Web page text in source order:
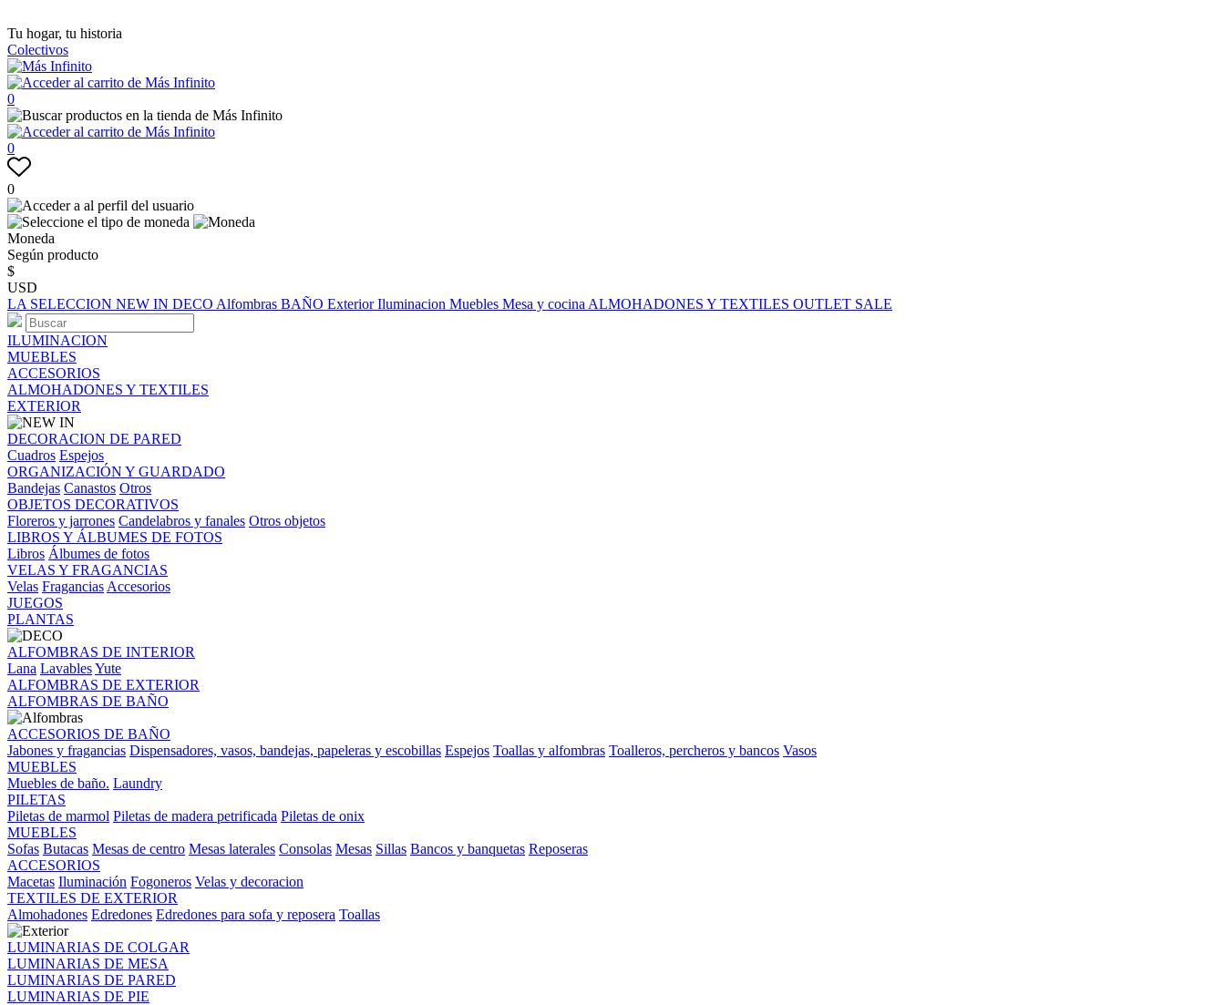
Tu hogar, tu historia
Colectivos
0
0
0
Moneda
Según producto
$
USD
LA SELECCION NEW IN DECO Alfombras BAÑO ExteriorIluminacion Muebles Mesa y cocina ALMOHADONES Y TEXTILES OUTLET SALE
ILUMINACION
MUEBLES
ACCESORIOS
ALMOHADONES Y TEXTILES
EXTERIOR
DECORACION DE PARED
Cuadros Espejos
ORGANIZACIÓN Y GUARDADO
Bandejas Canastos Otros
OBJETOS DECORATIVOS
Floreros y jarrones Candelabros y fanales Otros objetos
LIBROS Y ÁLBUMES DE FOTOS
Libros Álbumes de fotos
VELAS Y FRAGANCIAS
Velas Fragancias Accesorios
JUEGOS
PLANTAS
ALFOMBRAS DE INTERIOR
Lana LavablesYute
ALFOMBRAS DE EXTERIOR
ALFOMBRAS DE BAÑO
ACCESORIOS DE BAÑO
Jabones y fragancias Dispensadores, vasos, bandejas, papeleras y escobillas Espejos Toallas y alfombras Toalleros, percheros y bancos Vasos
MUEBLES
Muebles de baño. Laundry
PILETAS
Piletas de marmol Piletas de madera petrificada Piletas de onix
MUEBLES
Sofas Butacas Mesas de centro Mesas laterales Consolas Mesas Sillas Bancos y banquetas Reposeras
ACCESORIOS
Macetas Iluminación Fogoneros Velas y decoracion
TEXTILES DE EXTERIOR
Almohadones Edredones Edredones para sofa y reposera Toallas
LUMINARIAS DE COLGAR
LUMINARIAS DE MESA
LUMINARIAS DE PARED
LUMINARIAS DE PIE